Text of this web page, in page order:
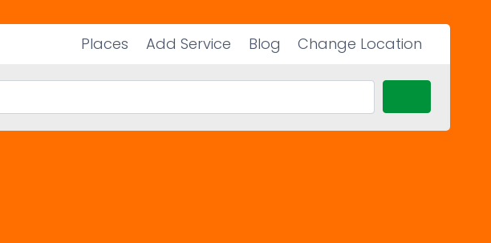
Places Add Service Blog Change Location